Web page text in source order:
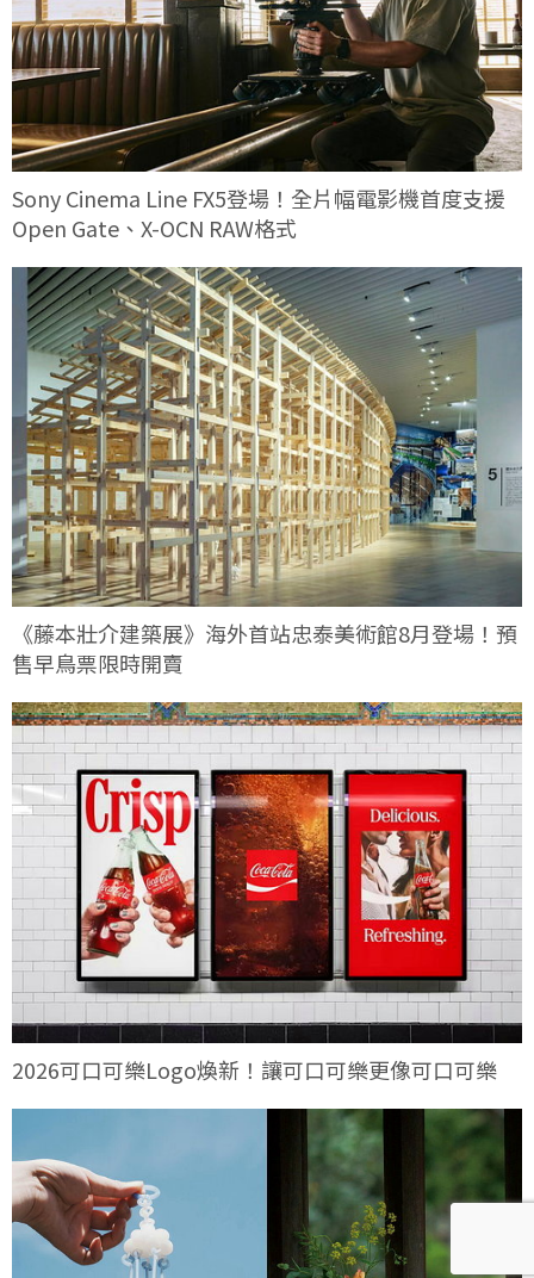
Sony Cinema Line FX5登場！全片幅電影機首度支援
Open Gate、X-OCN RAW格式
《藤本壯介建築展》海外首站忠泰美術館8月登場！預
售早鳥票限時開賣
2026可口可樂Logo煥新！讓可口可樂更像可口可樂